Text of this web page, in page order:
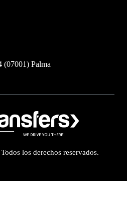
(07001) Palma
los derechos reservados.